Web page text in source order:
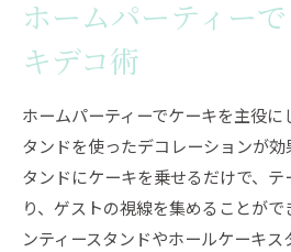
ホームパーティー
キデコ術
ホームパーティーでケーキを主役
タンドを使ったデコレーションが
タンドにケーキを乗せるだけで、
り、ゲストの視線を集めることが
ンティースタンドやホールケーキ